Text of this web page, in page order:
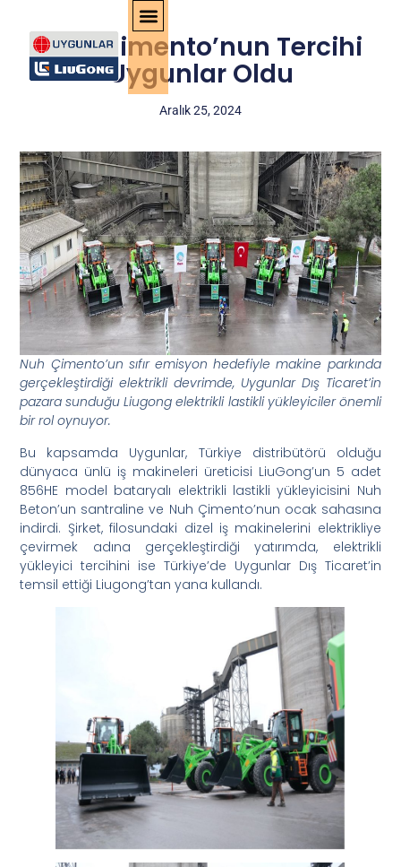
NUH Çimento’nun Tercihi
Uygunlar Oldu
Aralık 25, 2024
Nuh Çimento’un sıfır emisyon hedefiyle makine parkında
gerçekleştirdiği elektrikli devrimde, Uygunlar Dış Ticaret’in
pazara sunduğu Liugong elektrikli lastikli yükleyiciler önemli
bir rol oynuyor.
Bu kapsamda Uygunlar, Türkiye distribütörü olduğu
dünyaca ünlü iş makineleri üreticisi LiuGong’un 5 adet
856HE model bataryalı elektrikli lastikli yükleyicisini Nuh
Beton’un santraline ve Nuh Çimento’nun ocak sahasına
indirdi. Şirket, filosundaki dizel iş makinelerini elektrikliye
çevirmek adına gerçekleştirdiği yatırımda, elektrikli
yükleyici tercihini ise Türkiye’de Uygunlar Dış Ticaret’in
temsil ettiği Liugong’tan yana kullandı.